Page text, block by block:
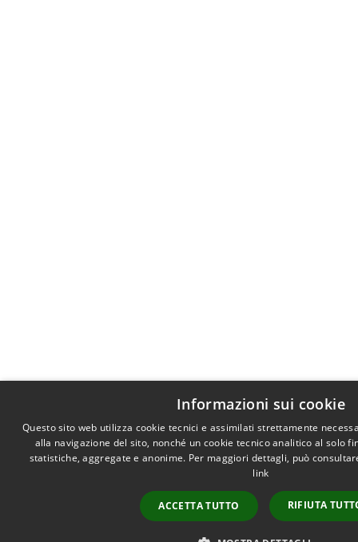
Informazioni sui cookie
Questo sito web utilizza cookie tecnici e assimilati strettamente
alla navigazione del sito, nonché un cookie tecnico analitico al solo
statistiche, aggregate e anonime. Per maggiori dettagli, può
link
ACCETTA TUTTO RIFIUTA